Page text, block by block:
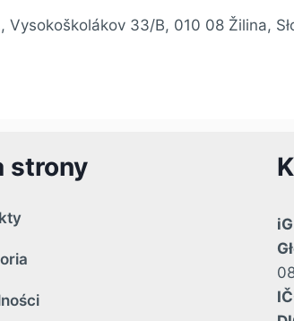
, Vysokoškolákov 33/B, 010 08 Žilina,
strony